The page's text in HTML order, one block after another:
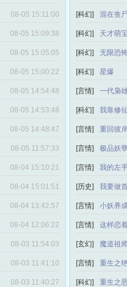
08-05 15:11:00
08-05 15:09:38
08-05 15:05:05
08-05 15:00:22
08-05 14:54:48
08-05 14:53:48
08-05 14:48:47
08-05 11:57:33
08-04 15:10:21
08-04 15:01:51
08-04 13:42:57
08-04 12:06:22
08-03 11:54:03
08-03 11:41:10
08-03 11:40:27
[科幻] 混在丧
[科幻] 天才萌
[科幻] 无限恐
[科幻] 星爆
[言情] 一代枭
[科幻] 我靠修
[言情] 重回彼
[言情] 极品妖
[言情] 我的左
[历史] 我要做
[言情] 小妖养
[言情] 这样恋
[玄幻] 魔道祖
[言情] 重生之
[科幻] 重生之